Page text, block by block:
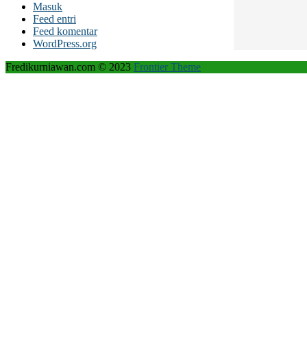
Masuk
Feed entri
Feed komentar
WordPress.org
Fredikurniawan.com © 2023 Frontier Theme